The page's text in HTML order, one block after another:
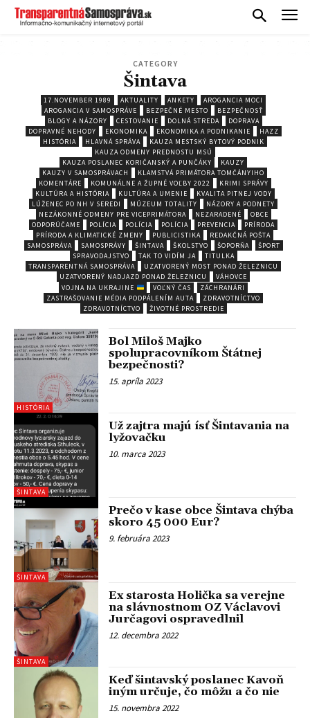
CATEGORY
Šintava
17.NOVEMBER 1989 AKTUALITY ANKETY
AROGANCIA MOCI
AROGANCIA V SAMOSPRÁVE
BEZPEČNÉ MESTO
BEZPEČNOSŤ
BLOGY A NÁZORY
CESTOVANIE DOLNÁ STREDA
DOPRAVA
DOPRAVNÉ NEHODY
EKONOMIKA EKONOMIKA A PODNIKANIE
HAZZ
HISTÓRIA
HLAVNÁ SPRÁVA
KAUZA MESTSKÝ BYTOVÝ PODNIK
KAUZA ODMENY PREDNOSTU MSÚ
KAUZA POSLANEC KORIČANSKÝ A PUNČÁKY
KAUZY
KAUZY V SAMOSPRÁVACH
KLAMSTVÁ PRIMÁTORA TOMČÁNYIHO
KOMENTÁRE
KOMUNÁLNE A ŽUPNÉ VOĽBY 2022
KRIMI SPRÁVY
KULTÚRA A HISTÓRIA
KULTÚRA A UMENIE
KVALITA PITNEJ VODY
LÚŽENEC PO NH V SEREDI
MÚZEUM TOTALITY
NÁZORY A PODNETY
NEZÁKONNÉ ODMENY PRE VICEPRIMÁTORA
NEZARADENÉ
OBCE
ODPORÚČAME
POLÍCIA POLÍCIA POLÍCIA PREVENCIA
PRÍRODA
PRÍRODA A KLIMATICKÉ ZMENY
PUBLICISTIKA
REDAKČNÁ POŠTA
SAMOSPRÁVA
SAMOSPRÁVY ŠINTAVA ŠKOLSTVO ŠOPORŇA
ŠPORT
SPRAVODAJSTVO
TAK TO VIDÍM JA
TITULKA
TRANSPARENTNÁ SAMOSPRÁVA
UZATVORENÝ MOST PONAD ŽELEZNICU
UZATVORENÝ NADJAZD PONAD ŽELEZNICU
VÁHOVCE
VOJNA NA UKRAJINE
VOĽNÝ ČAS
ZÁCHRANÁRI
ZASTRAŠOVANIE MÉDIA PODPÁLENÍM AUTA
ZDRAVOTNÍCTVO
ZDRAVOTNÍCTVO
ŽIVOTNÉ PROSTREDIE
HISTÓRIA
Bol Miloš Majko
spolupracovníkom Štátnej
bezpečnosti?
15. apríla 2023
ŠINTAVA
Už zajtra majú ísť Šintavania na
lyžovačku
10. marca 2023
ŠINTAVA
Prečo v kase obce Šintava chýba
skoro 45 000 Eur?
9. februára 2023
ŠINTAVA
Ex starosta Holička sa verejne
na slávnostnom OZ Václavovi
Jurčagovi ospravedlnil
12. decembra 2022
Keď šintavský poslanec Kavoň
iným určuje, čo môžu a čo nie
15. novembra 2022